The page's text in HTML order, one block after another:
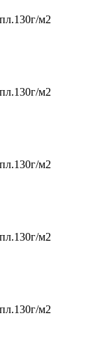
м2
м2
м2
м2
м2